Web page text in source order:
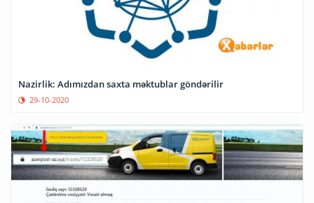
Nazirlik: Adımızdan saxta məktublar göndərilir
29-10-2020